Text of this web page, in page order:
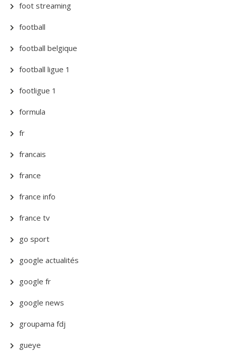
foot streaming
football
football belgique
football ligue 1
footligue 1
formula
fr
francais
france
france info
france tv
go sport
google actualités
google fr
google news
groupama fdj
gueye